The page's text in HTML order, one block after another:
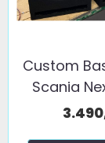
Custom
Scania
1x10"